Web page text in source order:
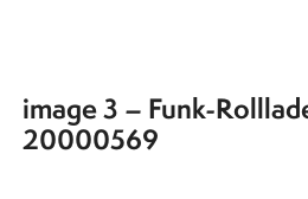
image 3 – Funk-
20000569